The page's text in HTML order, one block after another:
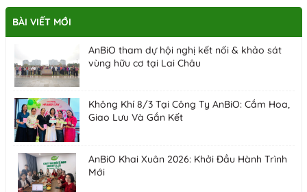
BÀI VIẾT MỚI
AnBiO tham dự hội nghị kết nối & khảo sát
vùng hữu cơ tại Lai Châu
Không Khí 8/3 Tại Công Ty AnBiO: Cắm Hoa,
Giao Lưu Và Gắn Kết
AnBiO Khai Xuân 2026: Khởi Đầu Hành Trình
Mới